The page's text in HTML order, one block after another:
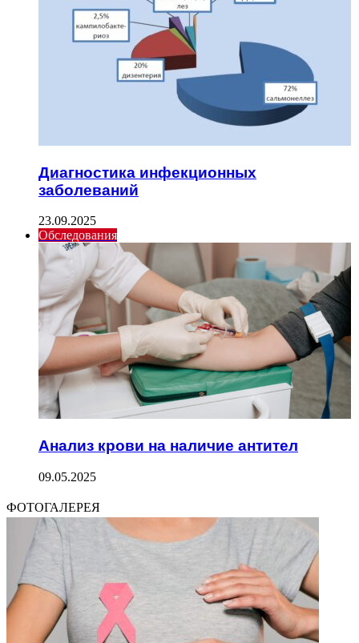
Диагностика инфекционных
заболеваний
23.09.2025
Обследования
Анализ крови на наличие антител
09.05.2025
ФОТОГАЛЕРЕЯ